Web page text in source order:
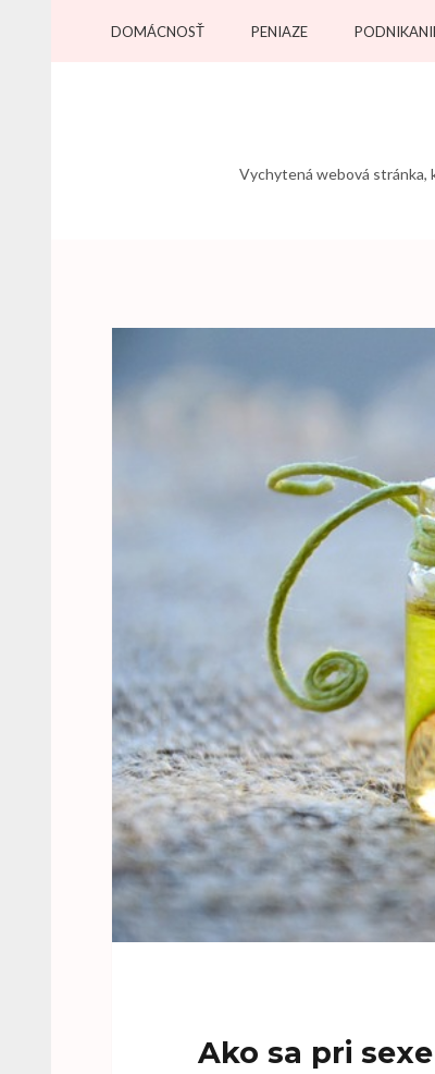
DOMÁCNOSŤ PENIAZE
Vychytená webová stránka,
Ako sa pri